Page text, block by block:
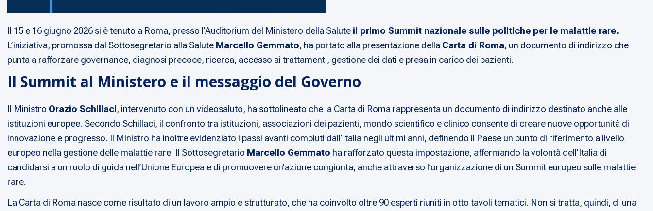
Il 15 e 16 giugno 2026 si è tenuto a Roma, presso l'Auditorium del Ministero della Salute il primo Summit nazionale sulle politiche per le malattie rare.
L’iniziativa, promossa dal Sottosegretario alla Salute Marcello Gemmato, ha portato alla presentazione della Carta di Roma, un documento di indirizzo che
punta a rafforzare governance, diagnosi precoce, ricerca, accesso ai trattamenti, gestione dei dati e presa in carico dei pazienti.
Il Summit al Ministero e il messaggio del Governo
Il Ministro Orazio Schillaci, intervenuto con un videosaluto, ha sottolineato che la Carta di Roma rappresenta un documento di indirizzo destinato anche alle
istituzioni europee. Secondo Schillaci, il confronto tra istituzioni, associazioni dei pazienti, mondo scientifico e clinico consente di creare nuove opportunità di
innovazione e progresso. Il Ministro ha inoltre evidenziato i passi avanti compiuti dall’Italia negli ultimi anni, definendo il Paese un punto di riferimento a livello
europeo nella gestione delle malattie rare. Il Sottosegretario Marcello Gemmato ha rafforzato questa impostazione, affermando la volontà dell’Italia di
candidarsi a un ruolo di guida nell’Unione Europea e di promuovere un’azione congiunta, anche attraverso l’organizzazione di un Summit europeo sulle malattie
rare.
La Carta di Roma nasce come risultato di un lavoro ampio e strutturato, che ha coinvolto oltre 90 esperti riuniti in otto tavoli tematici. Non si tratta, quindi, di una